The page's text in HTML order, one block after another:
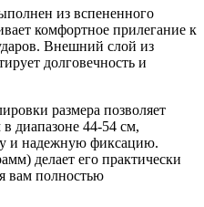
из вспененного
комфортное прилегание к
Внешний слой из
долговечность и
размера позволяет
диапазоне 44-54 см,
и надежную фиксацию.
делает его практически
вам полностью